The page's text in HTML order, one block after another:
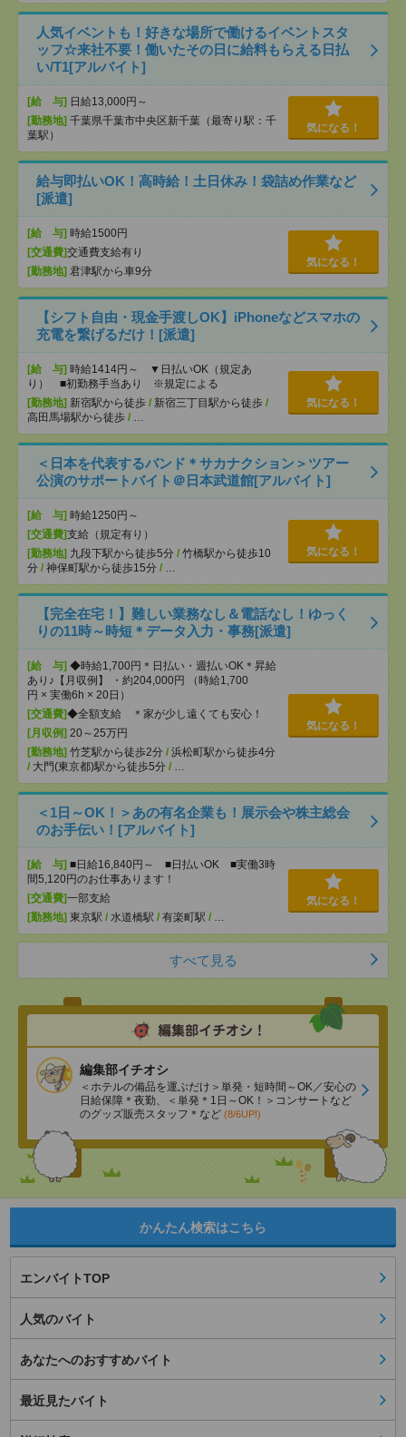
人気イベントも！好きな場所で働けるイベントスタ
ッフ☆来社不要！働いたその日に給料もらえる日払
い/T1[アルバイト]
[給 与] 日給13,000円～
[勤務地] 千葉県千葉市中央区新千葉（最寄り駅：千
葉駅）
気になる！
給与即払いOK！高時給！土日休み！袋詰め作業など
[派遣]
[給 与] 時給1500円
[交通費]交通費支給有り
[勤務地] 君津駅から車9分
気になる！
【シフト自由・現金手渡しOK】iPhoneなどスマホの
充電を繋げるだけ！[派遣]
[給 与] 時給1414円～ ▼日払いOK（規定あ
り） ■初勤務手当あり ※規定による
[勤務地] 新宿駅から徒歩 / 新宿三丁目駅から徒歩 /
高田馬場駅から徒歩 / …
気になる！
＜日本を代表するバンド＊サカナクション＞ツアー
公演のサポートバイト＠日本武道館[アルバイト]
[給 与] 時給1250円～
[交通費]支給（規定有り）
[勤務地] 九段下駅から徒歩5分 / 竹橋駅から徒歩10
分 / 神保町駅から徒歩15分 / …
気になる！
【完全在宅！】難しい業務なし＆電話なし！ゆっく
りの11時～時短＊データ入力・事務[派遣]
[給 与] ◆時給1,700円＊日払い・週払いOK＊昇給
あり♪【月収例】 ・約204,000円 （時給1,700
円 × 実働6h × 20日）
[交通費]◆全額支給 ＊家が少し遠くても安心！
[月収例] 20～25万円
[勤務地] 竹芝駅から徒歩2分 / 浜松町駅から徒歩4分
/ 大門(東京都)駅から徒歩5分 / …
気になる！
＜1日～OK！＞あの有名企業も！展示会や株主総会
のお手伝い！[アルバイト]
[給 与] ■日給16,840円～ ■日払いOK ■実働3時
間5,120円のお仕事あります！
[交通費]一部支給
[勤務地] 東京駅 / 水道橋駅 / 有楽町駅 / …
気になる！
すべて見る
編集部イチオシ
＜ホテルの備品を運ぶだけ＞単発・短時間～OK／安心の
日給保障＊夜勤、＜単発＊1日～OK！＞コンサートなど
のグッズ販売スタッフ＊など (8/6UP!)
かんたん検索はこちら
エンバイトTOP
人気のバイト
あなたへのおすすめバイト
最近見たバイト